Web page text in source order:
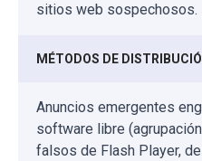
sitios web sospechosos.
MÉTODOS DE
Anuncios emergentes
software libre
falsos de Flash Player,